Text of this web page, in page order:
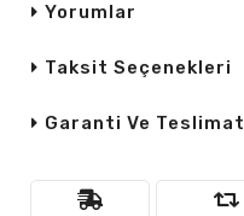
Yorumlar
Taksit Seçenekleri
Garanti Ve Teslimat